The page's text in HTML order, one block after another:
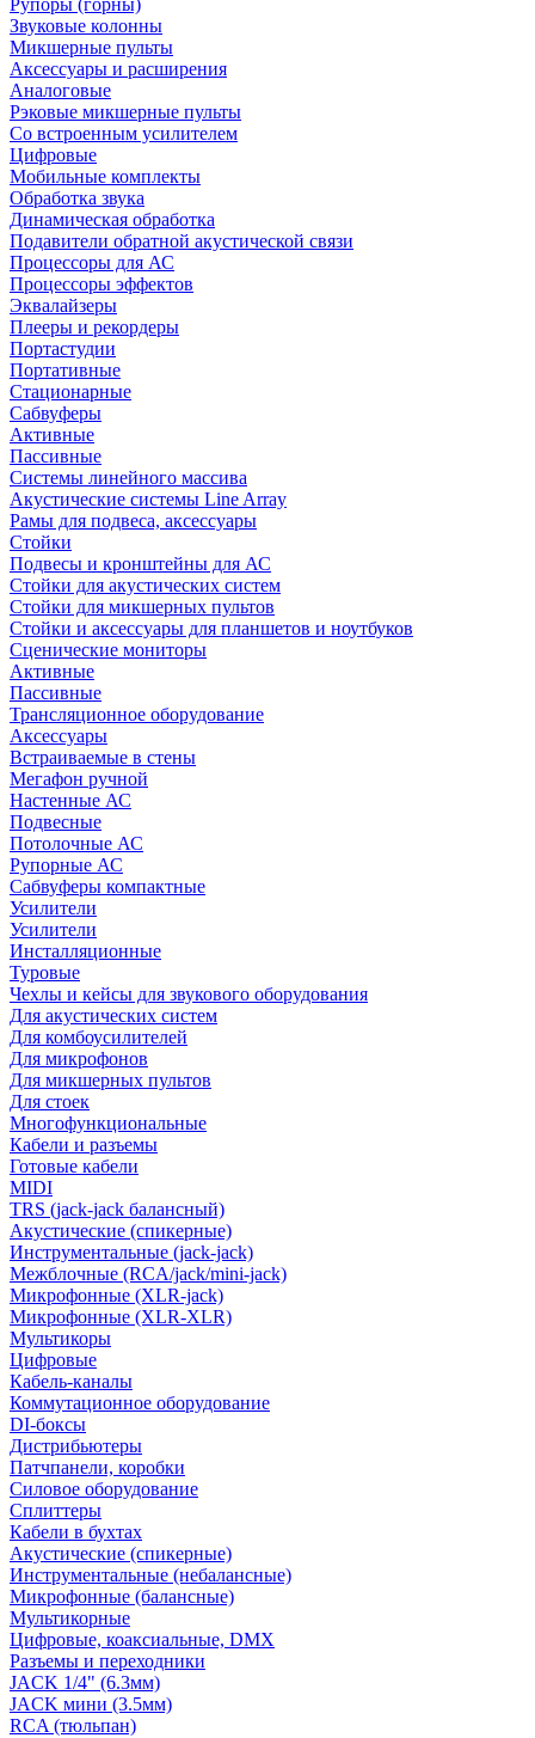
Рупоры (горны)
Звуковые колонны
Микшерные пульты
Аксессуары и расширения
Аналоговые
Рэковые микшерные пульты
Со встроенным усилителем
Цифровые
Мобильные комплекты
Обработка звука
Динамическая обработка
Подавители обратной акустической связи
Процессоры для АС
Процессоры эффектов
Эквалайзеры
Плееры и рекордеры
Портастудии
Портативные
Стационарные
Сабвуферы
Активные
Пассивные
Системы линейного массива
Акустические системы Line Array
Рамы для подвеса, аксессуары
Стойки
Подвесы и кронштейны для АС
Стойки для акустических систем
Стойки для микшерных пультов
Стойки и аксессуары для планшетов и ноутбуков
Сценические мониторы
Активные
Пассивные
Трансляционное оборудование
Аксессуары
Встраиваемые в стены
Мегафон ручной
Настенные АС
Подвесные
Потолочные АС
Рупорные АС
Сабвуферы компактные
Усилители
Усилители
Инсталляционные
Туровые
Чехлы и кейсы для звукового оборудования
Для акустических систем
Для комбоусилителей
Для микрофонов
Для микшерных пультов
Для стоек
Многофункциональные
Кабели и разъемы
Готовые кабели
MIDI
TRS (jack-jack балансный)
Акустические (спикерные)
Инструментальные (jack-jack)
Межблочные (RCA/jack/mini-jack)
Микрофонные (XLR-jack)
Микрофонные (XLR-XLR)
Мультикоры
Цифровые
Кабель-каналы
Коммутационное оборудование
DI-боксы
Дистрибьютеры
Патчпанели, коробки
Силовое оборудование
Сплиттеры
Кабели в бухтах
Акустические (спикерные)
Инструментальные (небалансные)
Микрофонные (балансные)
Мультикорные
Цифровые, коаксиальные, DMX
Разъемы и переходники
JACK 1/4" (6.3мм)
JACK мини (3.5мм)
RCA (тюльпан)